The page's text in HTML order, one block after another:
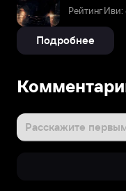
Рейтинг Иви:
Подробнее
Расскажите